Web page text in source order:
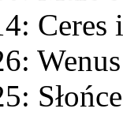
Ceres